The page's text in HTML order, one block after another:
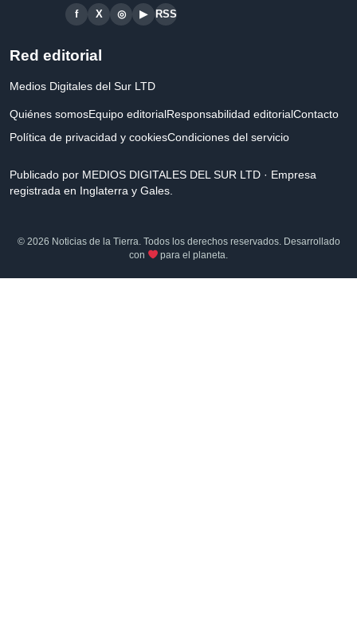
f X ◎ ▶ RSS
Red editorial
Medios Digitales del Sur LTD
Quiénes somosEquipo editorialResponsabilidad editorialContacto
Política de privacidad y cookiesCondiciones del servicio
Publicado por MEDIOS DIGITALES DEL SUR LTD · Empresa
registrada en Inglaterra y Gales.
© 2026 Noticias de la Tierra. Todos los derechos reservados. Desarrollado
con
para el planeta.